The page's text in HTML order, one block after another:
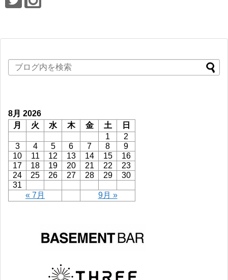
8月 2026
月
火 水 木 金 土
日
1
2
3
4 5 6 7 8
9
10
11 12 13 14 15
16
17
18 19 20 21 22
23
24
25 26 27 28 29
30
31
« 7月
9月 »